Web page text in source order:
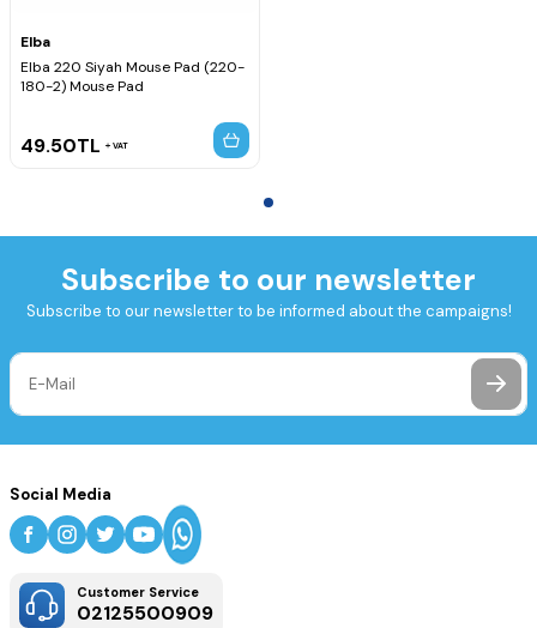
Elba
Elba 220 Siyah Mouse Pad (220-
180-2) Mouse Pad
49.50TL VAT
Subscribe to our newsletter
Subscribe to our newsletter to be informed about the campaigns!
Social Media
Customer Service
02125500909